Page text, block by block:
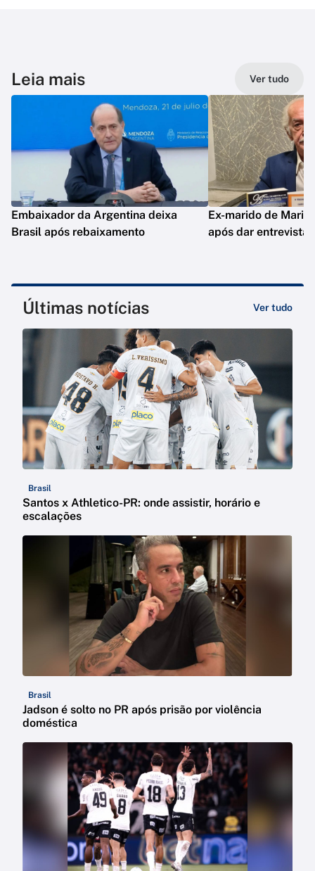
Leia mais Ver tudo
Embaixador da Argentina deixa
Brasil após rebaixamento
Ex-marido de Maria
após dar entrevista
Últimas notícias Ver tudo
Brasil
Santos x Athletico-PR: onde assistir, horário e
escalações
Brasil
Jadson é solto no PR após prisão por violência
doméstica